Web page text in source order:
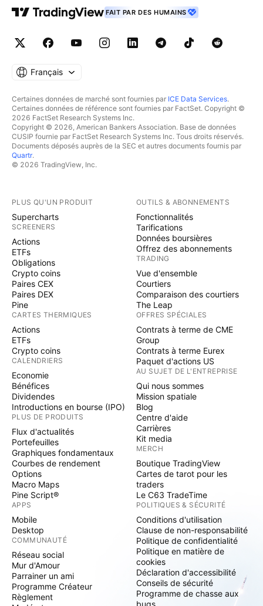
FAIT PAR DES HUMAINS
Français
Certaines données de marché sont fournies par ICE Data Services.
Certaines données de référence sont fournies par FactSet. Copyright ©
2026 FactSet Research Systems Inc.
Copyright © 2026, American Bankers Association. Base de données
CUSIP fournie par FactSet Research Systems Inc. Tous droits réservés.
Documents déposés auprès de la SEC et autres documents fournis par
Quartr.
© 2026 TradingView, Inc.
PLUS QU'UN PRODUIT
Supercharts
SCREENERS
Actions
ETFs
Obligations
Crypto coins
Paires CEX
Paires DEX
Pine
CARTES THERMIQUES
Actions
ETFs
Crypto coins
CALENDRIERS
Economie
Bénéfices
Dividendes
Introductions en bourse (IPO)
PLUS DE PRODUITS
Flux d'actualités
Portefeuilles
Graphiques fondamentaux
Courbes de rendement
Options
Macro Maps
Pine Script®
APPS
Mobile
Desktop
COMMUNAUTÉ
Réseau social
Mur d'Amour
Parrainer un ami
Programme Créateur
Règlement
OUTILS & ABONNEMENTS
Fonctionnalités
Tarifications
Données boursières
Offrez des abonnements
TRADING
Vue d'ensemble
Courtiers
Comparaison des courtiers
The Leap
OFFRES SPÉCIALES
Contrats à terme de CME
Group
Contrats à terme Eurex
Paquet d'actions US
AU SUJET DE L'ENTREPRISE
Qui nous sommes
Mission spatiale
Blog
Centre d'aide
Carrières
Kit media
MERCH
Boutique TradingView
Cartes de tarot pour les
traders
Le C63 TradeTime
POLITIQUES & SÉCURITÉ
Conditions d'utilisation
Clause de non-responsabilité
Politique de confidentialité
Politique en matière de
cookies
Déclaration d'accessibilité
Conseils de sécurité
Programme de chasse aux
bugs